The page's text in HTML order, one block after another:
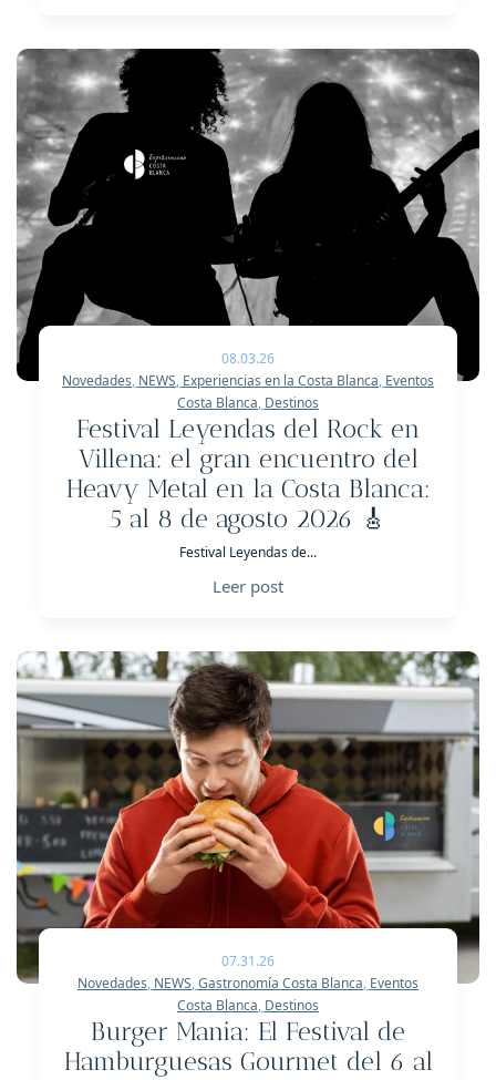
08.03.26
Novedades, NEWS, Experiencias en la Costa Blanca, Eventos
Costa Blanca, Destinos
Festival Leyendas del Rock en
Villena: el gran encuentro del
Heavy Metal en la Costa Blanca:
5 al 8 de agosto 2026 🎸
Festival Leyendas de...
Leer post
07.31.26
Novedades, NEWS,Gastronomía Costa Blanca, Eventos
Costa Blanca, Destinos
Burger Mania: El Festival de
Hamburguesas Gourmet del 6 al